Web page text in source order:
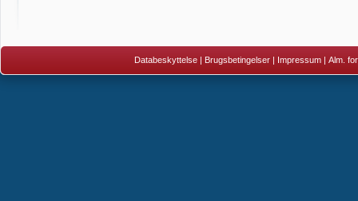
Databeskyttelse | Brugsbetingelser | Impressum | Alm.